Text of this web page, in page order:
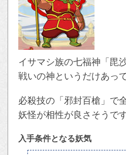
イサマシ族の七福神「毘
戦いの神というだけあっ
必殺技の「邪封百槍」で
妖怪が相性が良さそうです
入手条件となる妖気